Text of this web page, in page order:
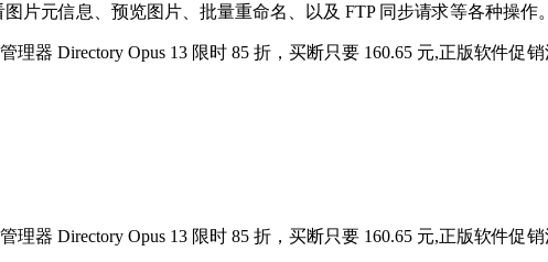
片元信息、预览图片、批量重命名、以及 FTP 同步请求等各种操作。